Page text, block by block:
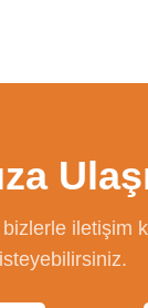
iletişim